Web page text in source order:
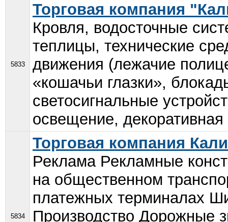
5833
Торговая компания
Кровля, водосточные
теплицы, технические
движения (лежачие
«кошачьи глазки»,
светосигнальные
освещение, декоративная
5834
Торговая компания
Реклама Рекламные
на общественном
платежных терминалах
Производство Дорожные